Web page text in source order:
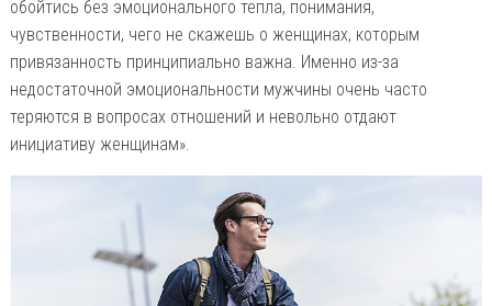
обойтись без эмоционального тепла, понимания,
чувственности, чего не скажешь о женщинах, которым
привязанность принципиально важна. Именно из-за
недостаточной эмоциональности мужчины очень часто
теряются в вопросах отношений и невольно отдают
инициативу женщинам».